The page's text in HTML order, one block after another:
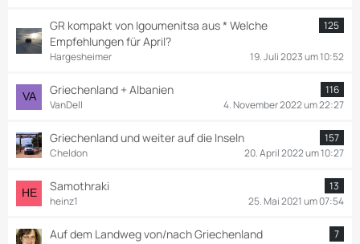
GR kompakt von Igoumenitsa aus * Welche
Empfehlungen für April?
125
Hargesheimer 19. Juli 2023 um 10:52
Griechenland + Albanien
116
VanDell
4. November 2022 um 22:27
Griechenland und weiter auf die Inseln
157
Cheldon
20. April 2022 um 10:27
Samothraki
13
heinz1
25. Mai 2021 um 07:54
Auf dem Landweg von/nach Griechenland
7